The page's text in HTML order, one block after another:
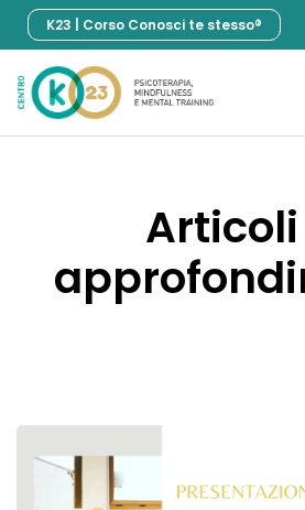
al
contenuto
K23 | Corso Conosci te stesso®